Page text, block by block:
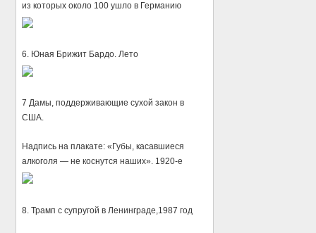
из которых около 100 ушло в Германию
6. Юная Брижит Бардо. Лето
7 Дамы, поддерживающие сухой закон в
США.
Надпись на плакате: «Губы, касавшиеся
алкоголя — не коснутся наших». 1920-е
8. Трамп с супругой в Ленинграде,1987 год